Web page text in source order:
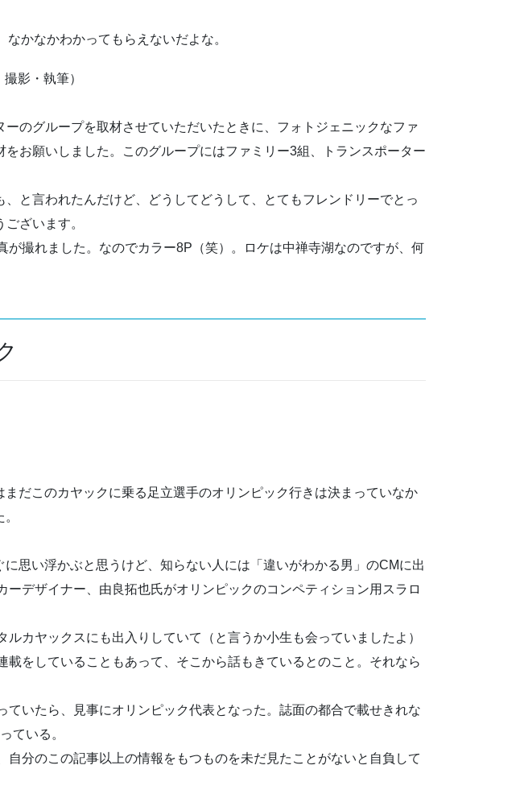
かなかわかってもらえないだよな。
影・執筆）
のグループを取材させていただいたときに、フォトジェニックなファ
お願いしました。このグループにはファミリー3組、トランスポーター
と言われたんだけど、どうしてどうして、とてもフレンドリーでとっ
ざいます。
撮れました。なのでカラー8P（笑）。ロケは中禅寺湖なのですが、何
だこのカヤックに乗る足立選手のオリンピック行きは決まっていなか
思い浮かぶと思うけど、知らない人には「違いがわかる男」のCMに出
デザイナー、由良拓也氏がオリンピックのコンペティション用スラロ
カヤックスにも出入りしていて（と言うか小生も会っていましたよ）
をしていることもあって、そこから話もきているとのこと。それなら
いたら、見事にオリンピック代表となった。誌面の都合で載せきれな
ている。
分のこの記事以上の情報をもつものを未だ見たことがないと自負して